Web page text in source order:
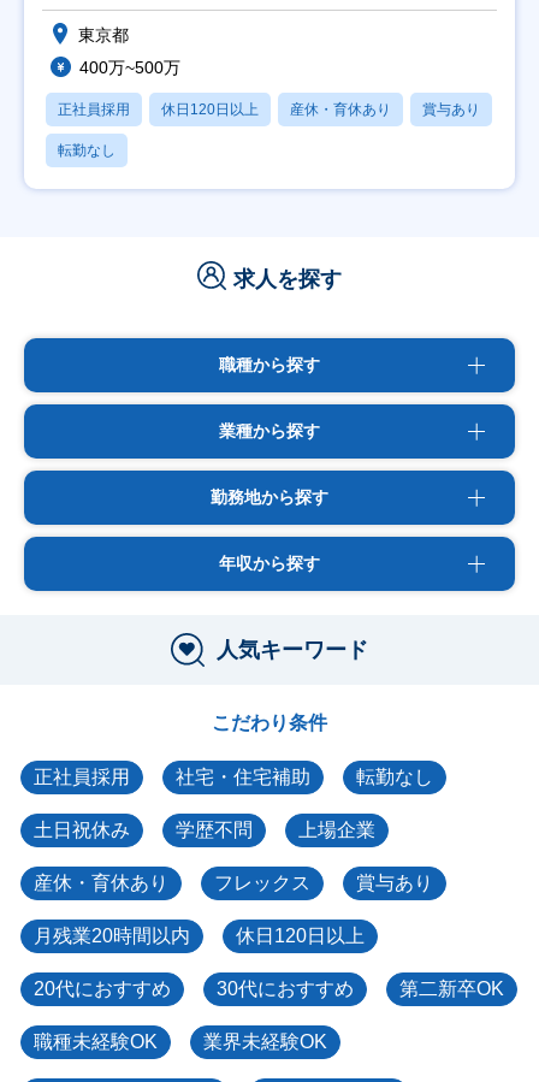
東京都
400万~500万
正社員採用 休日120日以上 産休・育休あり 賞与あり
転勤なし
求人を探す
職種から探す
業種から探す
勤務地から探す
年収から探す
人気キーワード
こだわり条件
正社員採用 社宅・住宅補助 転勤なし
土日祝休み 学歴不問 上場企業
産休・育休あり フレックス 賞与あり
月残業20時間以内 休日120日以上
20代におすすめ 30代におすすめ 第二新卒OK
職種未経験OK 業界未経験OK